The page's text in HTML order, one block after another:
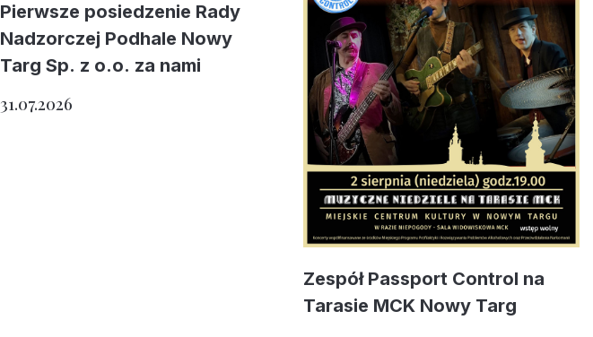
Pierwsze posiedzenie Rady
Nadzorczej Podhale Nowy
Targ Sp. z o.o. za nami
31.07.2026
Zespół Passport Control na
Tarasie MCK Nowy Targ